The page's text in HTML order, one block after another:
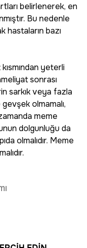
belirlenerek, en
Bu nedenle
hastaların bazı
yeterli
sonrası
sarkık veya fazla
olmamalı,
meme
dolgunluğu da
olmalıdır. Meme